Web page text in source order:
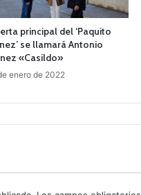
principal del ‘Paquito
se llamará Antonio
«Casildo»
enero de 2022